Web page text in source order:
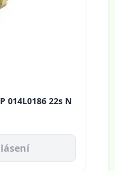
014L0186 22s N